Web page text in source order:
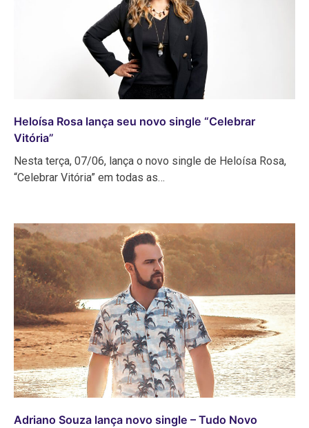
Heloísa Rosa lança seu novo single “Celebrar
Vitória”
Nesta terça, 07/06, lança o novo single de Heloísa Rosa,
“Celebrar Vitória” em todas as…
Adriano Souza lança novo single – Tudo Novo